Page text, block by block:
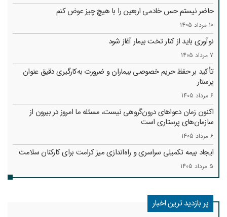
حاضر نیستم حس خادمی اربعین را با هیچ چیز عوض کنم
10 مرداد 1405
نوآوری باید از کنار تخت بیمار آغاز شود
7 مرداد 1405
تأکید بر حفظ حریم خصوصی بیماران و ضرورت به‌کارگیری دقیق عنوان
پرستار
6 مرداد 1405
اکنون زمان دعواهای درون‌گروهی نیست، مسئله ما امروز در بیرون از
سازمان‌های پرستاری است
6 مرداد 1405
ایجاد بیمه تکمیلی سراسری و راه‌اندازی میز کرامت برای کارکنان سلامت
5 مرداد 1405
پر بازدید ترین اخبار